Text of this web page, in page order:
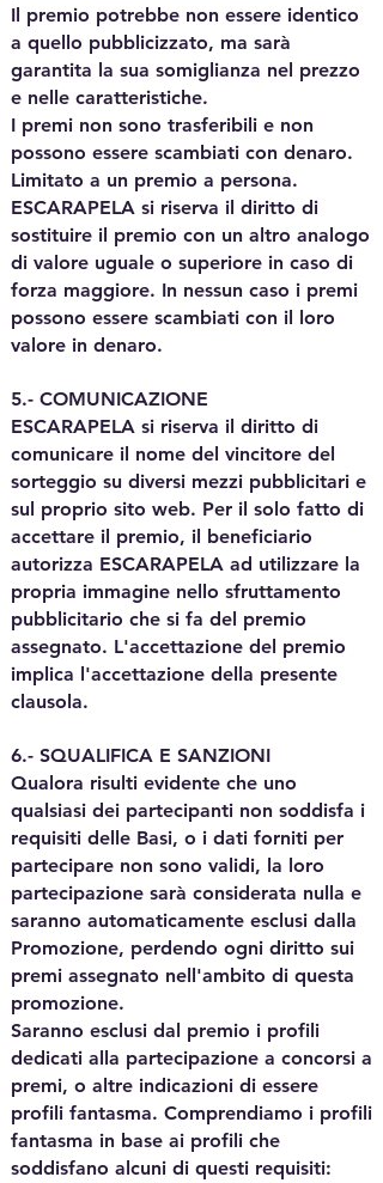
Il premio potrebbe non essere identico
a quello pubblicizzato, ma sarà
garantita la sua somiglianza nel prezzo
e nelle caratteristiche.
I premi non sono trasferibili e non
possono essere scambiati con denaro.
Limitato a un premio a persona.
ESCARAPELA si riserva il diritto di
sostituire il premio con un altro analogo
di valore uguale o superiore in caso di
forza maggiore. In nessun caso i premi
possono essere scambiati con il loro
valore in denaro.
5.- COMUNICAZIONE
ESCARAPELA si riserva il diritto di
comunicare il nome del vincitore del
sorteggio su diversi mezzi pubblicitari e
sul proprio sito web. Per il solo fatto di
accettare il premio, il beneficiario
autorizza ESCARAPELA ad utilizzare la
propria immagine nello sfruttamento
pubblicitario che si fa del premio
assegnato. L'accettazione del premio
implica l'accettazione della presente
clausola.
6.- SQUALIFICA E SANZIONI
Qualora risulti evidente che uno
qualsiasi dei partecipanti non soddisfa i
requisiti delle Basi, o i dati forniti per
partecipare non sono validi, la loro
partecipazione sarà considerata nulla e
saranno automaticamente esclusi dalla
Promozione, perdendo ogni diritto sui
premi assegnato nell'ambito di questa
promozione.
Saranno esclusi dal premio i profili
dedicati alla partecipazione a concorsi a
premi, o altre indicazioni di essere
profili fantasma. Comprendiamo i profili
fantasma in base ai profili che
soddisfano alcuni di questi requisiti: